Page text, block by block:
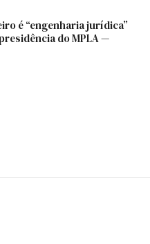
é “engenharia jurídica”
do MPLA —